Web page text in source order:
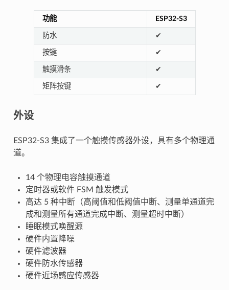
功能 ESP32-S3
防水 ✔
按键 ✔
触摸滑条 ✔
矩阵按键 ✔
外设
ESP32-S3 集成了一个触摸传感器外设，具有多个物理通
道。
14 个物理电容触摸通道
定时器或软件 FSM 触发模式
高达 5 种中断（高阈值和低阈值中断、测量单通道完
成和测量所有通道完成中断、测量超时中断）
睡眠模式唤醒源
硬件内置降噪
硬件滤波器
硬件防水传感器
硬件近场感应传感器